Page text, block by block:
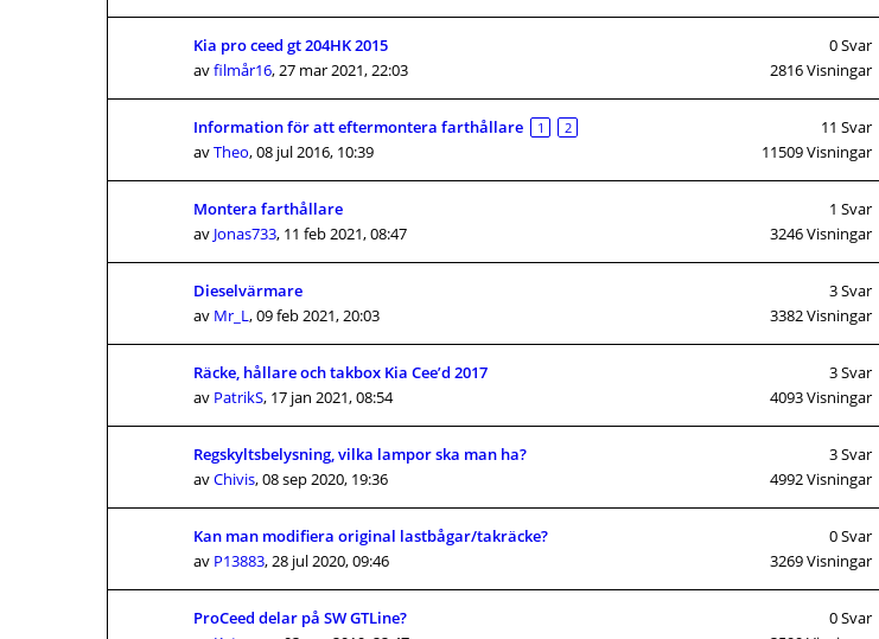
Kia pro ceed gt 204HK 2015
avfilmår16,27 mar 2021, 22:03
0Svar
2816Visningar
Information för att eftermontera farthållare 1 2
avTheo,08 jul 2016, 10:39
11 Svar
11509Visningar
Montera farthållare
av Jonas733, 11 feb 2021, 08:47
1 Svar
3246Visningar
Dieselvärmare
av Mr_L,09 feb 2021, 20:03
3Svar
3382Visningar
Räcke, hållare och takbox Kia Cee’d 2017
av PatrikS, 17 jan 2021, 08:54
3Svar
4093Visningar
Regskyltsbelysning, vilka lampor ska man ha?
avChivis,08 sep 2020, 19:36
3Svar
4992Visningar
Kan man modifiera original lastbågar/takräcke?
av P13883,28 jul 2020, 09:46
0Svar
3269Visningar
ProCeed delar på SW GTLine?
0Svar